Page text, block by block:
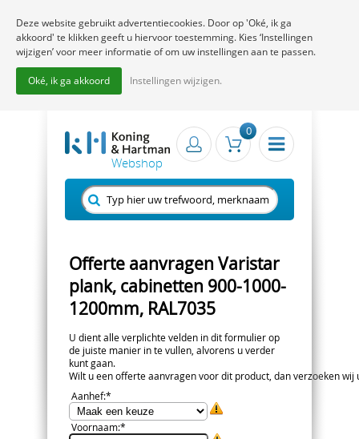
0
Offerte aanvragen Varistar
plank, cabinetten 900-1000-
1200mm, RAL7035
U dient alle verplichte velden in dit formulier op
de juiste manier in te vullen, alvorens u verder
kunt gaan.
Wilt u een offerte aanvragen voor dit product, dan verzoeken
Aanhef:*
Voornaam:*
Deze website gebruikt advertentiecookies. Door op 'Oké, ik ga
akkoord' te klikken geeft u hiervoor toestemming. Kies ‘Instellingen
wijzigen’ voor meer informatie of om uw instellingen aan te passen.
Oké, ik ga akkoord Instellingen wijzigen.